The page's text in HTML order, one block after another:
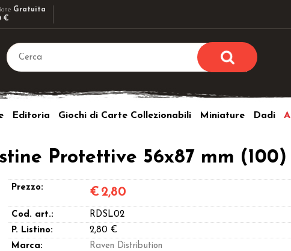
Gratuita
€
Per completare
utente e la
Nome
Editoria Giochi di Carte Collezionabili Miniature Dadi
Protettive 56x87 mm (100)
Prezzo: € 2,80
Cod. art.:
RDSL02
P. Listino:
2,80 €
Marca:
Raven Distribution